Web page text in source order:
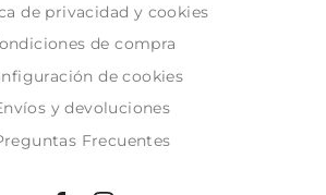
de privacidad y cookies
de compra
de cookies
y devoluciones
Frecuentes